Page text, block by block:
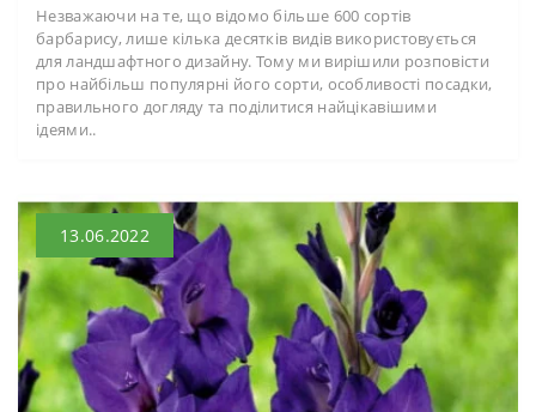
Незважаючи на те, що відомо більше 600 сортів
барбарису, лише кілька десятків видів використовується
для ландшафтного дизайну. Тому ми вирішили розповісти
про найбільш популярні його сорти, особливості посадки,
правильного догляду та поділитися найцікавішими
ідеями..
13.06.2022